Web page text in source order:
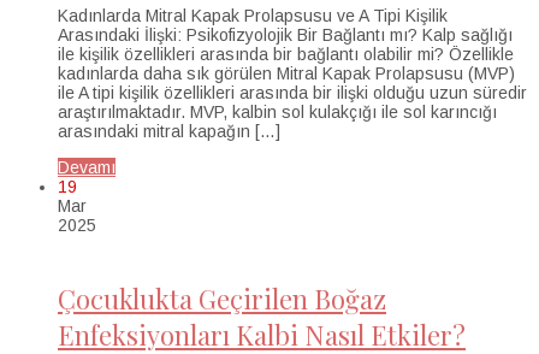
Kadınlarda Mitral Kapak Prolapsusu ve A Tipi Kişilik
Arasındaki İlişki: Psikofizyolojik Bir Bağlantı mı? Kalp sağlığı
ile kişilik özellikleri arasında bir bağlantı olabilir mi? Özellikle
kadınlarda daha sık görülen Mitral Kapak Prolapsusu (MVP)
ile A tipi kişilik özellikleri arasında bir ilişki olduğu uzun süredir
araştırılmaktadır. MVP, kalbin sol kulakçığı ile sol karıncığı
arasındaki mitral kapağın […]
Devamı
19
Mar
2025
Çocuklukta Geçirilen Boğaz
Enfeksiyonları Kalbi Nasıl Etkiler?